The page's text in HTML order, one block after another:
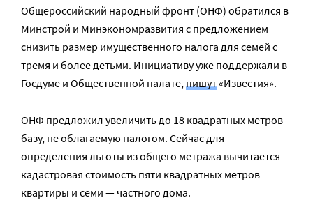
Общероссийский народный фронт (ОНФ) обратился в
Минстрой и Минэкономразвития с предложением
снизить размер имущественного налога для семей с
тремя и более детьми. Инициативу уже поддержали в
Госдуме и Общественной палате,пишут«Известия».
ОНФ предложил увеличить до 18 квадратных метров
базу, не облагаемую налогом. Сейчас для
определения льготы из общего метража вычитается
кадастровая стоимость пяти квадратных метров
квартиры и семи — частного дома.